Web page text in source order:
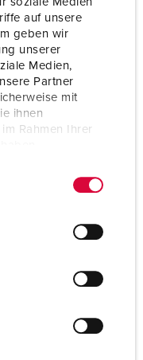
auf unsere
geben wir
unserer
Medien,
Partner
mit
ihnen
Rahmen Ihrer
- TwinCONTACT